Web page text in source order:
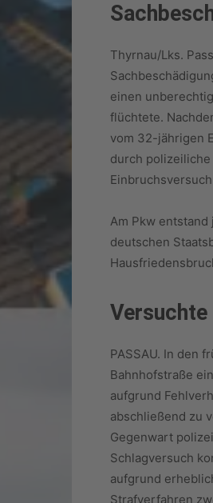
Thyrnau/Lks.
einen
flüchtete.
vom 32-jährigen
durch
Am Pkw
deutschen
PASSAU. In den
Bahnhofstraße
aufgrund
abschließend zu
Gegenwart
Schlagversuch
aufgrund
Strafverfahren